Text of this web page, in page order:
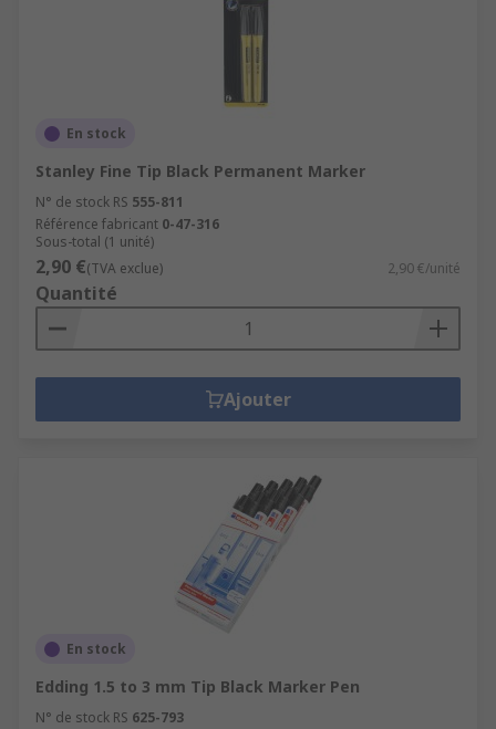
En stock
Stanley Fine Tip Black Permanent Marker
N° de stock RS 555-811
Référence fabricant 0-47-316
Sous-total (1 unité)
2,90 €(TVA exclue) 2,90 €/unité
Quantité
Ajouter
En stock
Edding 1.5 to 3 mm Tip Black Marker Pen
N° de stock RS 625-793